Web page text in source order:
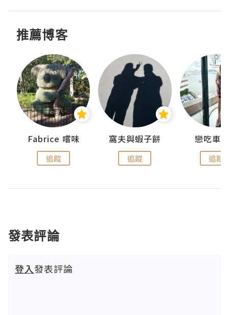
推薦博客
Fabrice 嚐味
追蹤
窩夫與蝦子餅
追蹤
戀吃車
追蹤
發表評論
登入發表評論